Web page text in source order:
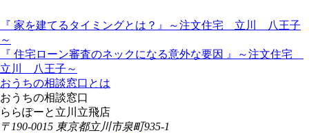
『 家を建てるタイミングとは？』～注文住宅 立川 八王子
～
『 住宅ローン審査のネックになる意外な要因 』～注文住宅
立川 八王子～
おうちの相談窓口とは
おうちの相談窓口
ららぽーと立川立飛店
〒190-0015 東京都立川市泉町935-1